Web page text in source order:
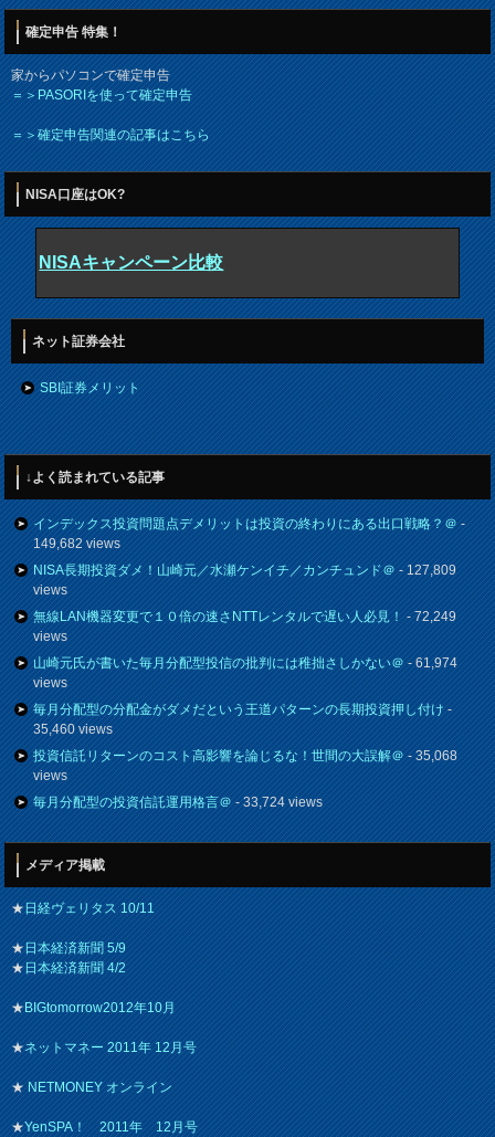
確定申告 特集！
家からパソコンで確定申告
＝＞PASORIを使って確定申告
＝＞確定申告関連の記事はこちら
NISA口座はOK?
NISAキャンペーン比較
ネット証券会社
SBI証券メリット
↓よく読まれている記事
インデックス投資問題点デメリットは投資の終わりにある出口戦略？＠-
149,682 views
NISA長期投資ダメ！山崎元／水瀬ケンイチ／カンチュンド＠- 127,809
views
無線LAN機器変更で１０倍の速さNTTレンタルで遅い人必見！- 72,249
views
山崎元氏が書いた毎月分配型投信の批判には稚拙さしかない＠- 61,974
views
毎月分配型の分配金がダメだという王道パターンの長期投資押し付け-
35,460 views
投資信託リターンのコスト高影響を論じるな！世間の大誤解＠- 35,068
views
毎月分配型の投資信託運用格言＠- 33,724 views
メディア掲載
★日経ヴェリタス 10/11
★日本経済新聞 5/9
★日本経済新聞 4/2
★BIGtomorrow2012年10月
★ネットマネー 2011年 12月号
★NETMONEY オンライン
★YenSPA！ 2011年 12月号